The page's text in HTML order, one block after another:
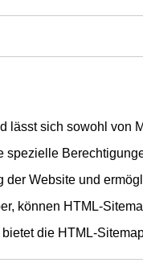
lässt sich sowohl von
Website und
können HTML-
die HTML-